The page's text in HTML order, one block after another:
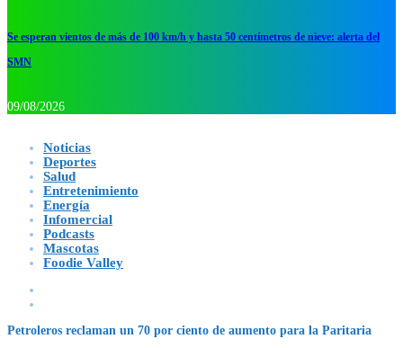
Se esperan vientos de más de 100 km/h y hasta 50 centímetros de nieve: alerta del
SMN
09/08/2026
Noticias
Deportes
Salud
Entretenimiento
Energía
Infomercial
Podcasts
Mascotas
Foodie Valley
Petroleros reclaman un 70 por ciento de aumento para la Paritaria